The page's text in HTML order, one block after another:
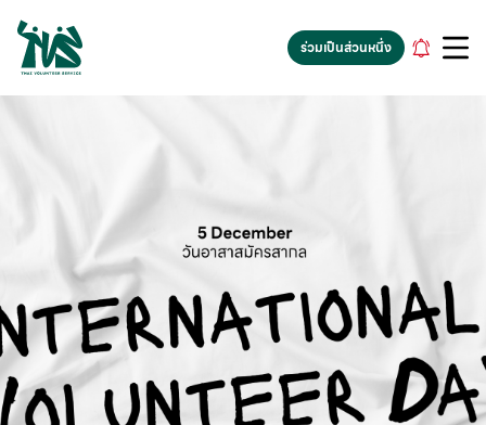
gv-5iuoxpem74qfjw.dv.googlehosted.com
ร่วมเป็นส่วนหนึ่ง